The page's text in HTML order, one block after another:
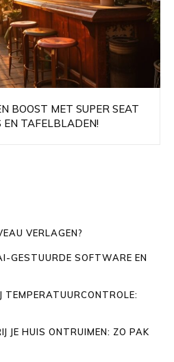
BOOST MET SUPER SEAT
EN TAFELBLADEN!
VERLAGEN?
GESTUURDE SOFTWARE EN
TEMPERATUURCONTROLE:
JE HUIS ONTRUIMEN: ZO PAK